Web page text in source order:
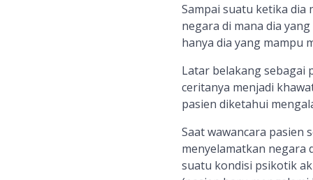
Sampai suatu ketika
negara di mana dia
hanya dia yang mampu
Latar belakang sebagai
ceritanya menjadi
pasien diketahui
Saat wawancara pasien
menyelamatkan negara
suatu kondisi psikotik